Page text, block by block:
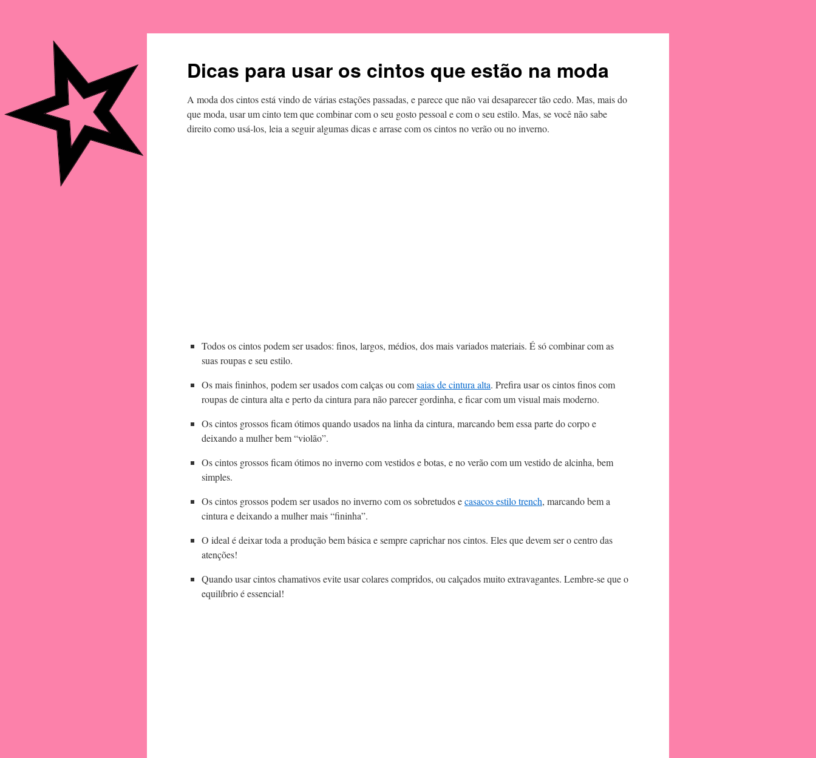
Dicas para usar os cintos que estão na moda
A moda dos cintos está vindo de várias estações passadas, e parece que não vai desaparecer tão cedo. Mas, mais do
que moda, usar um cinto tem que combinar com o seu gosto pessoal e com o seu estilo. Mas, se você não sabe
direito como usá-los, leia a seguir algumas dicas e arrase com os cintos no verão ou no inverno.
Todos os cintos podem ser usados: finos, largos, médios, dos mais variados materiais. É só combinar com as
suas roupas e seu estilo.
Os mais fininhos, podem ser usados com calças ou comsaias de cintura alta. Prefira usar os cintos finos com
roupas de cintura alta e perto da cintura para não parecer gordinha, e ficar com um visual mais moderno.
Os cintos grossos ficam ótimos quando usados na linha da cintura, marcando bem essa parte do corpo e
deixando a mulher bem “violão”.
Os cintos grossos ficam ótimos no inverno com vestidos e botas, e no verão com um vestido de alcinha, bem
simples.
Os cintos grossos podem ser usados no inverno com os sobretudos ecasacos estilo trench, marcando bem a
cintura e deixando a mulher mais “fininha”.
O ideal é deixar toda a produção bem básica e sempre caprichar nos cintos. Eles que devem ser o centro das
atenções!
Quando usar cintos chamativos evite usar colares compridos, ou calçados muito extravagantes. Lembre-se que o
equilíbrio é essencial!